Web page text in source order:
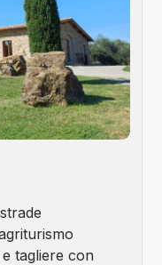
tagliere con